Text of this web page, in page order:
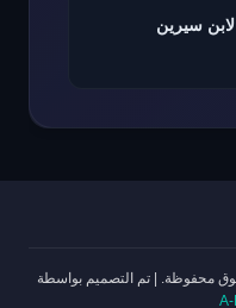
سيرين
|تم التصميم بواسطة